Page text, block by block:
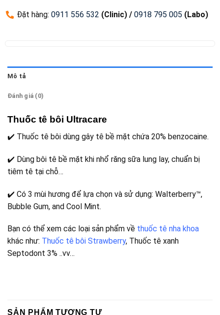
Đặt hàng: 0911 556 532 (Clinic) /0918 795 005 (Labo)
Mô tả
Đánh giá (0)
Thuốc tê bôi Ultracare
✔️ Thuốc tê bôi dùng gây tê bề mặt chứa 20% benzocaine.
✔️ Dùng bôi tê bề mặt khi nhổ răng sữa lung lay, chuẩn bị
tiêm tê tại chỗ…
✔️ Có 3 mùi hương để lựa chọn và sử dụng: Walterberry™,
Bubble Gum, and Cool Mint.
Bạn có thể xem các loại sản phẩm về thuốc tê nha khoa
khác như: Thuốc tê bôi Strawberry, Thuốc tê xanh
Septodont 3% ..vv…
SẢN PHẨM TƯƠNG TỰ